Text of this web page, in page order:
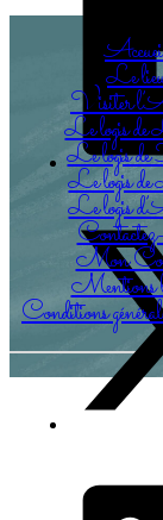
Le
Visiter
Le logis de
Le logis
Le logis
Le logis
Mon
Mentions
Conditions